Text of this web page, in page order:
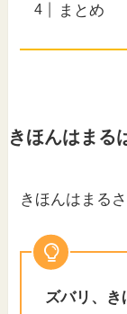
まとめ
きほんはまる
きほんはまる
ズバリ、